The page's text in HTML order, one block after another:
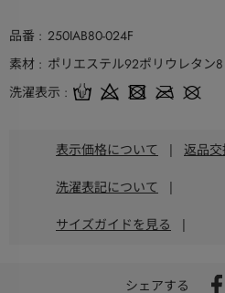
品番
250IAB80-024F
素材
ポリエステル92ポリウレタン8
洗濯表示
表示価格について | 返品
洗濯表記について |
サイズガイドを見る |
シェアする